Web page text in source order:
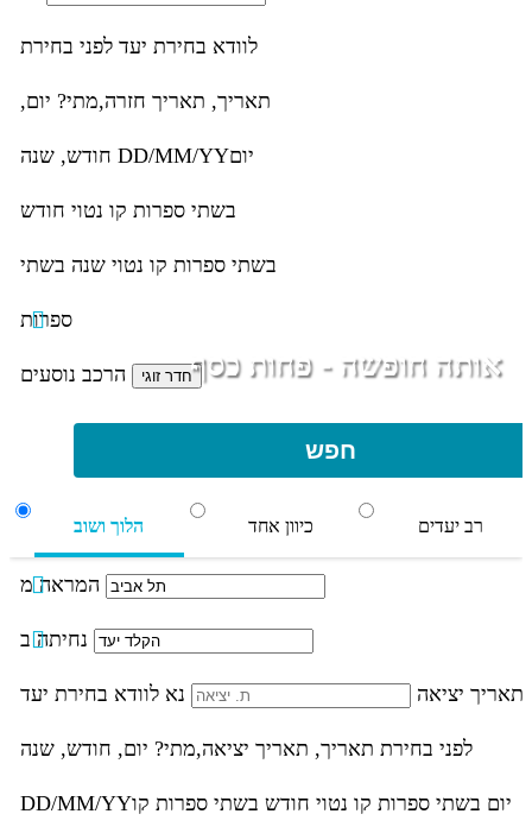
לוודא בחירת יעד לפני בחירת
תאריך, תאריך חזרה,מתי? יום,
DD/MM/YYיום
בשתי ספרות קו נטוי חודש
בשתי ספרות קו נטוי שנה בשתי
ספרות
הרכב נוסעים
חפש
אותה חופשה - פחות כסף
הלוך ושוב כיוון אחד רב יעדים
המראה מ
נחיתה ב
תאריך יציאה נא לוודא בחירת יעד
לפני בחירת תאריך, תאריך יציאה,מתי? יום, חודש, שנה
DD/MM/YYיום בשתי ספרות קו נטוי חודש בשתי ספרות קו